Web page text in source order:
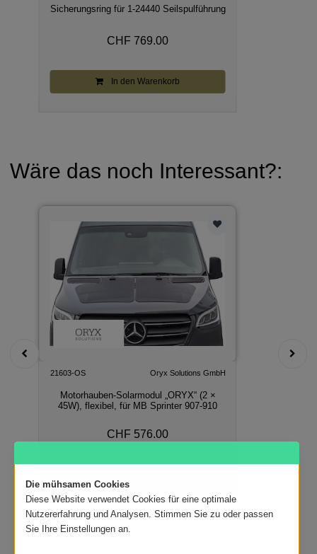
Sicherungsring für 1-24440 Seilspulführung
CHF 769.00
In den Warenkorb
Wäre das noch Interessant?:
21603-OS Oryx Solutions GmbH
Motorhauben-Solarmodul „ORYX“ (2 ×
45W), flexibel, für MB Sprinter 907-910
CHF 576.00
Die mühsamen Cookies
Diese Website verwendet Cookies für eine optimale
Nutzererfahrung und Analysen. Stimmen Sie zu oder passen
Sie Ihre Einstellungen an.